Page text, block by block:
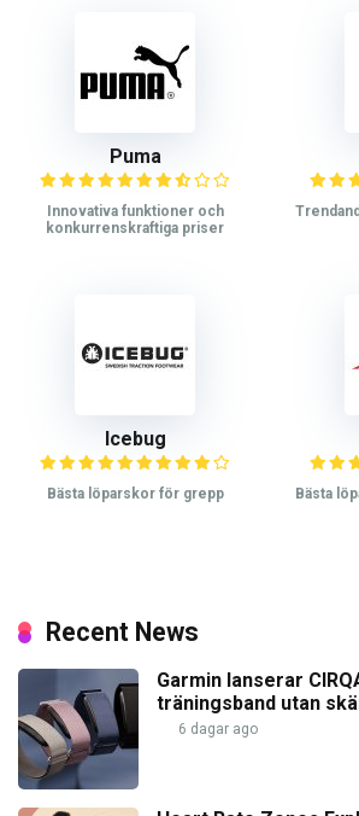
Puma
Innovativa funktioner och
konkurrenskraftiga priser
Icebug
Bästa löparskor för grepp Bästa
Recent News
Garmin lanserar
träningsband utan
6 dagar ago